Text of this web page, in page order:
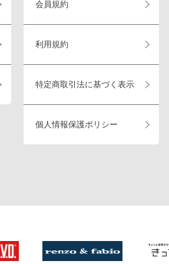
会員規約
利用規約
特定商取引法に基づく表示
個人情報保護ポリシー